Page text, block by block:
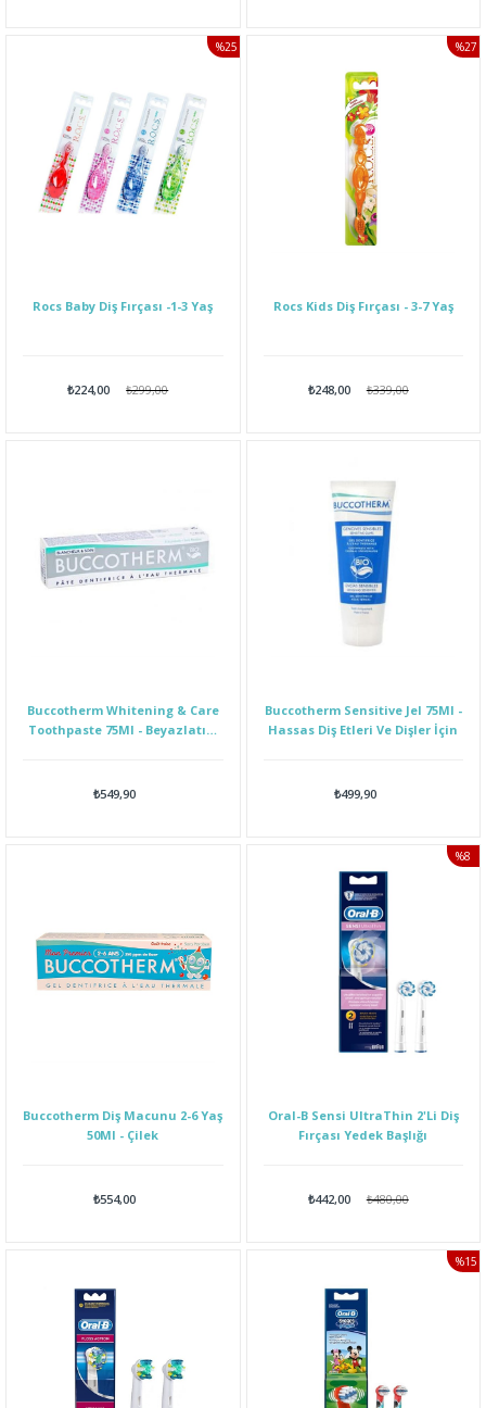
Rocs Baby Diş Fırçası -1-3 Yaş
₺224,00 ₺299,00
%25
Rocs Kids Diş Fırçası - 3-7 Yaş
₺248,00 ₺339,00
%27
Buccotherm Whitening & Care
Toothpaste 75Ml - Beyazlatıcı
₺549,90
Buccotherm Sensitive Jel 75Ml -
Hassas Diş Etleri Ve Dişler İçin
₺499,90
Buccotherm Diş Macunu 2-6 Yaş
50Ml - Çilek
₺554,00
Oral-B Sensi UltraThin 2'Li Diş
Fırçası Yedek Başlığı
₺442,00 ₺480,00
%8
%15